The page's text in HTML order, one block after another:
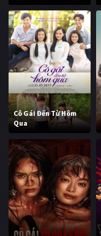
Cô Gái Đến Từ Hôm
Qua